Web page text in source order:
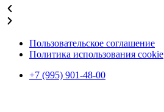
Пользовательское соглашение
Политика использования cookie
+7 (995) 901-48-00